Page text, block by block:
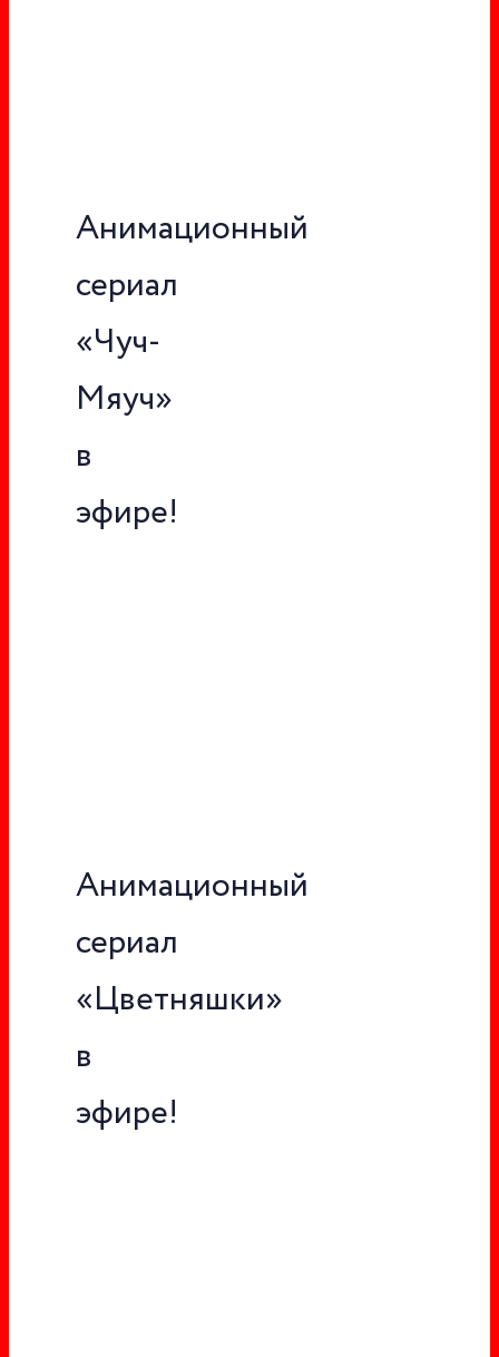
Анимационный
сериал
«Чуч-
Мяуч»
в
эфире!
Анимационный
сериал
«Цветняшки»
в
эфире!